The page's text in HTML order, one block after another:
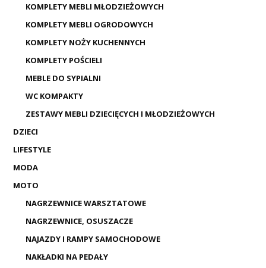
KOMPLETY MEBLI MŁODZIEŻOWYCH
KOMPLETY MEBLI OGRODOWYCH
KOMPLETY NOŻY KUCHENNYCH
KOMPLETY POŚCIELI
MEBLE DO SYPIALNI
WC KOMPAKTY
ZESTAWY MEBLI DZIECIĘCYCH I MŁODZIEŻOWYCH
DZIECI
LIFESTYLE
MODA
MOTO
NAGRZEWNICE WARSZTATOWE
NAGRZEWNICE, OSUSZACZE
NAJAZDY I RAMPY SAMOCHODOWE
NAKŁADKI NA PEDAŁY